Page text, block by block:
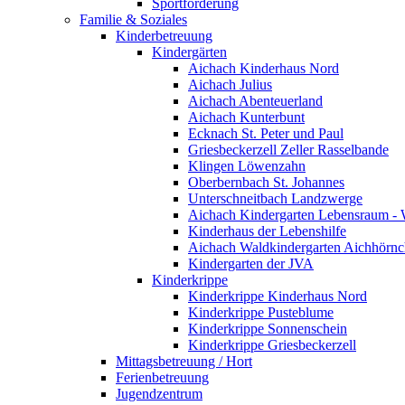
Sportförderung
Familie & Soziales
Kinderbetreuung
Kindergärten
Aichach Kinderhaus Nord
Aichach Julius
Aichach Abenteuerland
Aichach Kunterbunt
Ecknach St. Peter und Paul
Griesbeckerzell Zeller Rasselbande
Klingen Löwenzahn
Oberbernbach St. Johannes
Unterschneitbach Landzwerge
Aichach Kindergarten Lebensraum -
Kinderhaus der Lebenshilfe
Aichach Waldkindergarten
Kindergarten der JVA
Kinderkrippe
Kinderkrippe Kinderhaus Nord
Kinderkrippe Pusteblume
Kinderkrippe Sonnenschein
Kinderkrippe Griesbeckerzell
Mittagsbetreuung / Hort
Ferienbetreuung
Jugendzentrum